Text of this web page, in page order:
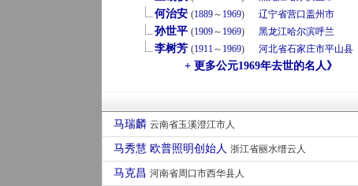
何治安 (1889～ 1969) 辽宁省营口盖州市
孙世平 (1909～ 1969) 黑龙江哈尔滨呼兰
李树芳 (1911～ 1969) 河北省石家庄市平山县
+ 更多公元1969年去世的名人》
马瑞麟 云南省玉溪澄江市人
马秀慧 欧普照明创始人 浙江省丽水缙云人
马克昌 河南省周口市西华县人